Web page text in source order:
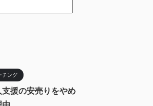
チング
支援の安売りをやめ